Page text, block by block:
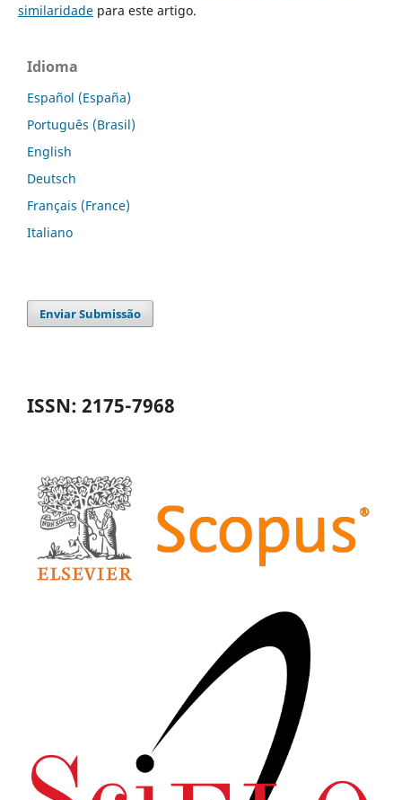
similaridadepara este artigo.
Idioma
Español (España)
Português (Brasil)
English
Deutsch
Français (France)
Italiano
Enviar Submissão
ISSN: 2175-7968